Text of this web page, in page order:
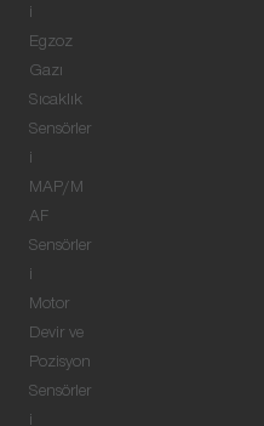
i
Egzoz
Gazı
Sıcaklık
Sensörler
i
MAP/M
AF
Sensörler
i
Motor
Devir ve
Pozisyon
Sensörler
i